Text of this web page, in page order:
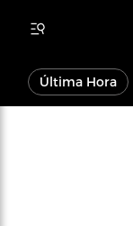
Última Hora